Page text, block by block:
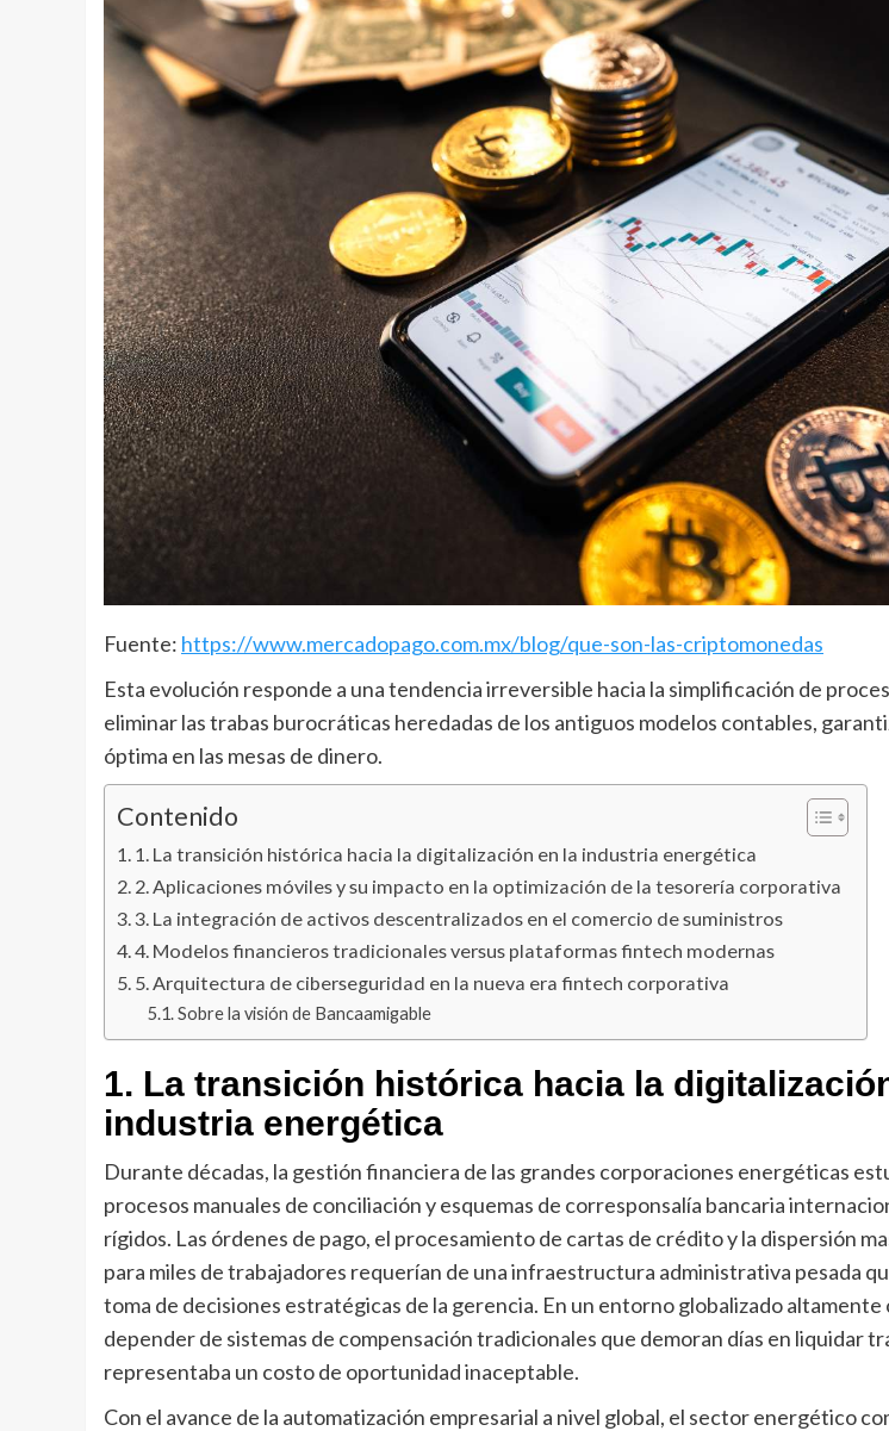
Fuente: https://www.mercadopago.com.mx/blog/que-son-las-criptomonedas
Esta evolución responde a una tendencia irreversible hacia la simplificación de
eliminar las trabas burocráticas heredadas de los antiguos modelos contables,
óptima en las mesas de dinero.
Contenido
1. La transición histórica hacia la digitalización en la industria energética
2. Aplicaciones móviles y su impacto en la optimización de la tesorería corporativa
3. La integración de activos descentralizados en el comercio de suministros
4. Modelos financieros tradicionales versus plataformas fintech modernas
5. Arquitectura de ciberseguridad en la nueva era fintech corporativa
Sobre la visión de Bancaamigable
1. La transición histórica hacia la
industria energética
Durante décadas, la gestión financiera de las grandes corporaciones energéticas
procesos manuales de conciliación y esquemas de corresponsalía bancaria
rígidos. Las órdenes de pago, el procesamiento de cartas de crédito y la dispersión
para miles de trabajadores requerían de una infraestructura administrativa pesada
toma de decisiones estratégicas de la gerencia. En un entorno globalizado
depender de sistemas de compensación tradicionales que demoran días en liquidar
representaba un costo de oportunidad inaceptable.
Con el avance de la automatización empresarial a nivel global, el sector energético